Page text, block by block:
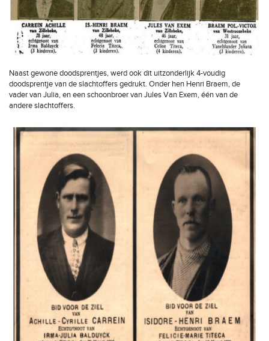
Naast gewone doodsprentjes, werd ook dit uitzonderlijk 4-voudig
doodsprentje van de slachtoffers gedrukt. Onder hen Henri Braem, de
vader van Julia, en een schoonbroer van Jules Van Exem, één van de
andere slachtoffers.